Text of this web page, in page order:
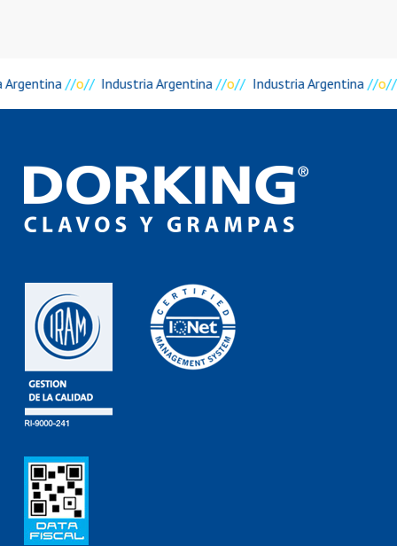
Argentina//o// Industria Argentina//o// Industria Argentina//o//